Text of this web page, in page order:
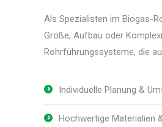
Als Spezialisten im Biogas-
Größe, Aufbau oder
Rohrführungssysteme, die
Individuelle Planung &
Hochwertige Materialien